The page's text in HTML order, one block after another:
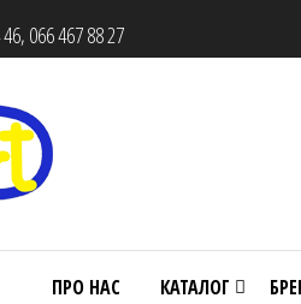
066 467 88 27
ПРО НАС КАТАЛОГ